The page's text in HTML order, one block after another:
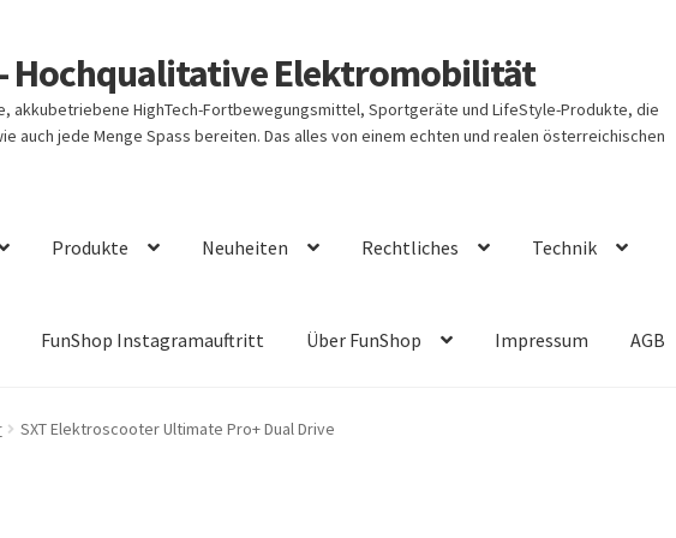
- Hochqualitative Elektromobilität
akkubetriebene HighTech-Fortbewegungsmittel, Sportgeräte und LifeStyle-Produkte, die
auch jede Menge Spass bereiten. Das alles von einem echten und realen österreichischen
Produkte Neuheiten Rechtliches Technik
FunShop Instagramauftritt Über FunShop Impressum AGB
SXT Elektroscooter Ultimate Pro+ Dual Drive